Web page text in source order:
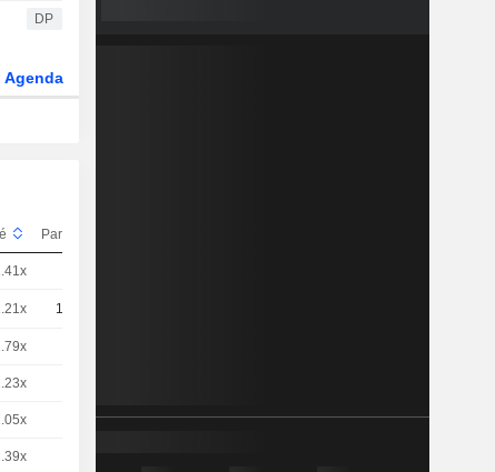
DP
Agenda
Parité
10
9,300EUR